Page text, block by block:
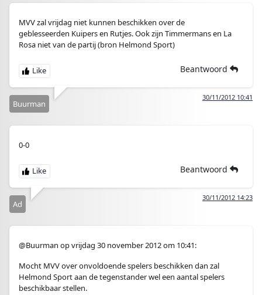
MVV zal vrijdag niet kunnen beschikken over de
geblesseerden Kuipers en Rutjes. Ook zijn Timmermans en La
Rosa niet van de partij (bron Helmond Sport)
Beantwoord
30/11/2012 10:41
Buurman
0-0
Beantwoord
30/11/2012 14:23
Ad
@Buurman op vrijdag 30 november 2012 om 10:41:
Mocht MVV over onvoldoende spelers beschikken dan zal
Helmond Sport aan de tegenstander wel een aantal spelers
beschikbaar stellen.